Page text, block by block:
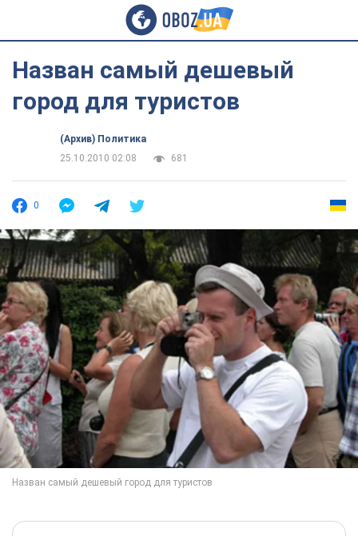
Назван самый дешевый
город для туристов
(Архив) Политика
25.10.2010 02:08
681
0